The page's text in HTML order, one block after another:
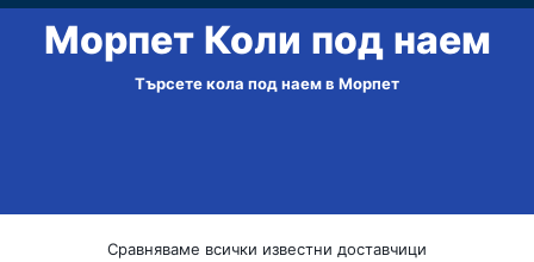
Морпет Коли под наем
Търсете кола под наем в Морпет
Сравняваме всички известни доставчици